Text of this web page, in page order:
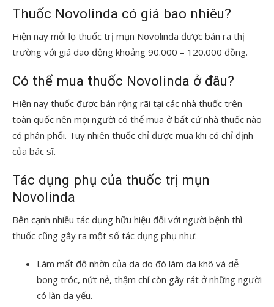
Thuốc Novolinda có giá bao nhiêu?
Hiện nay mỗi lọ thuốc trị mụn Novolinda được bán ra thị
trường với giá dao động khoảng 90.000 – 120.000 đồng.
Có thể mua thuốc Novolinda ở đâu?
Hiện nay thuốc được bán rộng rãi tại các nhà thuốc trên
toàn quốc nên mọi người có thể mua ở bất cứ nhà thuốc nào
có phân phối. Tuy nhiên thuốc chỉ được mua khi có chỉ định
của bác sĩ.
Tác dụng phụ của thuốc trị mụn
Novolinda
Bên cạnh nhiều tác dụng hữu hiệu đối với người bệnh thì
thuốc cũng gây ra một số tác dụng phụ như:
Làm mất độ nhờn của da do đó làm da khô và dễ
bong tróc, nứt nẻ, thậm chí còn gây rát ở những người
có làn da yếu.